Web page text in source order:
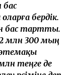
бас
бердік.
бас тартты.
2 млн 300 мың
теңге де